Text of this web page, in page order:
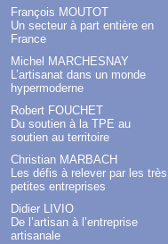
François MOUTOT
Un secteur à part entière en
France
Michel MARCHESNAY
L’artisanat dans un monde
hypermoderne
Robert FOUCHET
Du soutien à la TPE au
soutien au territoire
Christian MARBACH
Les défis à relever par les très
petites entreprises
Didier LIVIO
De l’artisan à l’entreprise
artisanale